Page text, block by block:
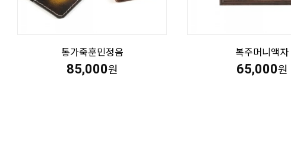
통가죽훈민정음
85,000원
복주머니액자
65,000원